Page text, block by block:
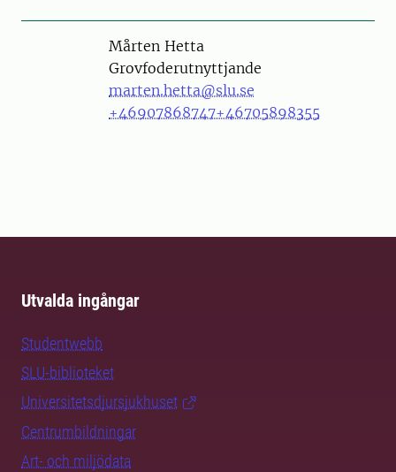
PersonMårten Hetta
Grovfoderutnyttjande
marten.hetta@slu.se
+46907868747+46705898355
Utvalda ingångar
Studentwebb
SLU-biblioteket
Universitetsdjursjukhuset
Centrumbildningar
Art- och miljödata